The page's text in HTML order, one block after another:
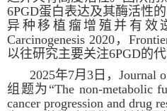
6PGD蛋白表达及其酶活性
异种移植瘤增殖并有效
Carcinogenesis 2020 ，
以往研究主要关注6PGD的
2025年7月3 日，Journal
组题为“The non-metabolic
cancer progression and drug